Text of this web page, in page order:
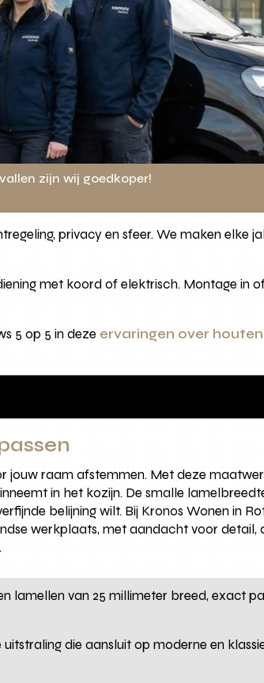
zijn wij goedkoper!
privacy en sfeer. We maken elke
met koord of elektrisch. Montage in
5 op 5 in deze ervaringen over houten
jouw raam afstemmen. Met deze
in het kozijn. De smalle
belijning wilt. Bij Kronos Wonen in
werkplaats, met aandacht voor detail,
lamellen van 25 millimeter breed, exact
die aansluit op moderne en